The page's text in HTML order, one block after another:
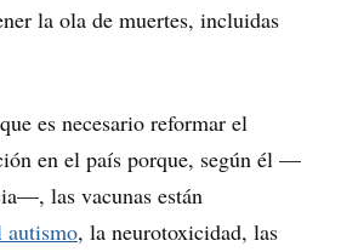
la ola de muertes, incluidas
es necesario reformar el
en el país porque, según él —
las vacunas están
autismo, la neurotoxicidad, las